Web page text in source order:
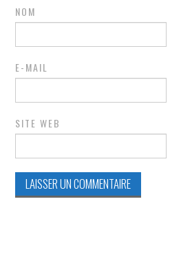
NOM
E-MAIL
SITE WEB